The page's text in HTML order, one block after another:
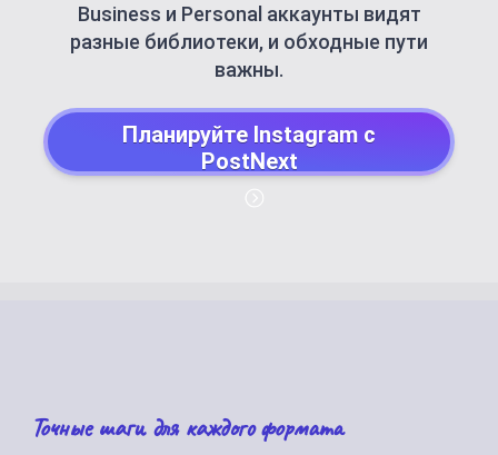
Business и Personal аккаунты видят
разные библиотеки, и обходные пути
важны.
Планируйте Instagram с
PostNext
Точные шаги для каждого формата